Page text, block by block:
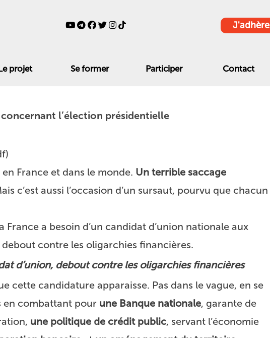
J'adhère
projet Se former Participer Contact
l’élection présidentielle
)
France et dans le monde. Un terrible saccage
c’est aussi l’occasion d’un sursaut, pourvu que chacun
France a besoin d’un candidat d’union nationale aux
contre les oligarchies financières.
d’union, debout contre les oligarchies financières
cette candidature apparaisse. Pas dans le vague, en se
en combattant pour une Banque nationale, garante de
une politique de crédit public, servant l’économie